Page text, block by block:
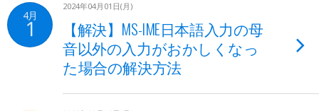
4月
1
2024年04月01日(月)
【解決】MS-IME日本語入力の母
音以外の入力がおかしくなっ
た場合の解決方法